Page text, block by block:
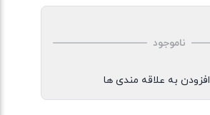
ناموجود
افزودن به علاقه مندی ها